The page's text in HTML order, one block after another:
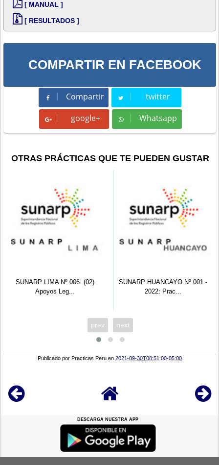
[ MANUAL ]
[ RESULTADOS ]
COMPARTIR EN FACEBOOK
Compartir
Compartir twitter
Tweet
google+ Whatsapp
Whatsapp
OTRAS PRÁCTICAS QUE TE PUEDEN GUSTAR
SUNARP LIMA Nº 006: (02)
Apoyos Leg...
SUNARP HUANCAYO Nº 001 -
2022: Prac...
prev next
Publicado porPracticas Peru en2021-09-30T08:51:00-05:00
DESCARGA NUESTRA APP